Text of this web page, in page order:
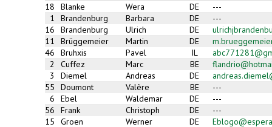
18
Blanke Wera DE
---
1
Brandenburg Barbara DE
---
16
Brandenburg Ulrich DE
11
Brüggemeier Martin DE
46
Bruhxis Pavel IL
2
Cuffez Marc BE
3
Diemel Andreas DE
55
Doumont Valère BE
---
6
Ebel Waldemar DE
---
56
Frank Christoph DE
---
15
Groen Werner DE